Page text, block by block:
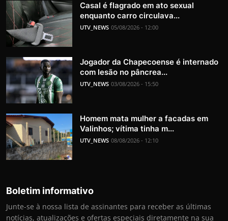
Casal é flagrado em ato sexual
enquanto carro circulava...
UTV_NEWS 05/08/2026 - 12:00
Jogador da Chapecoense é internado
com lesão no pâncrea...
UTV_NEWS 03/08/2026 - 15:50
Homem mata mulher a facadas em
Valinhos; vítima tinha m...
UTV_NEWS 08/08/2026 - 12:10
Boletim informativo
Junte-se à nossa lista de assinantes para receber as últimas
notícias, atualizações e ofertas especiais diretamente na sua